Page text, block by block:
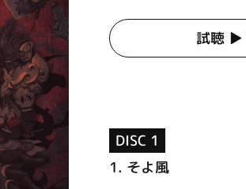
試聴 ▶︎
DISC 1
1. そよ風